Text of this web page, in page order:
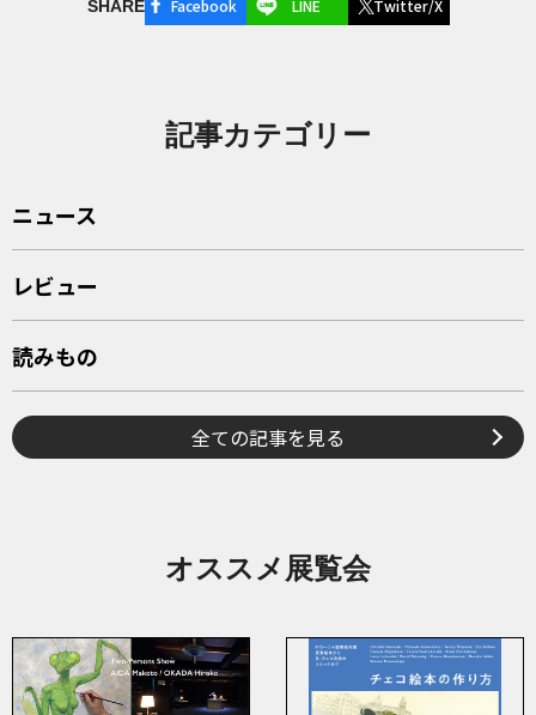
SHARE Facebook LINE Twitter/X
記事カテゴリー
ニュース
レビュー
読みもの
全ての記事を見る
オススメ展覧会